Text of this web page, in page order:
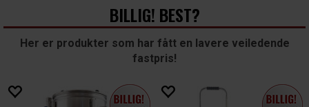
BILLIG! BEST?
Her er produkter som har fått en lavere veiledende
fastpris!